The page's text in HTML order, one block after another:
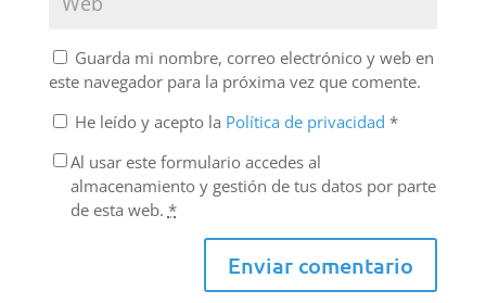
Guarda mi nombre, correo electrónico y web en
este navegador para la próxima vez que comente.
He leído y acepto la Política de privacidad *
Al usar este formulario accedes al
almacenamiento y gestión de tus datos por parte
de esta web. *